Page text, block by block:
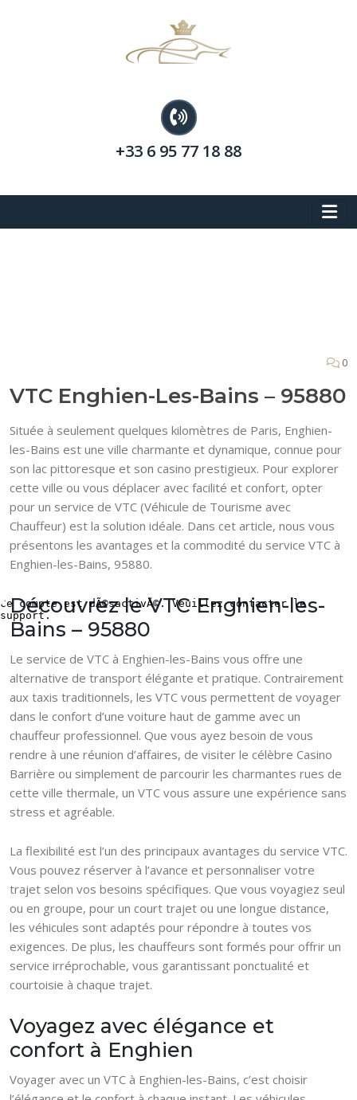
+33 6 95 77 18 88
0
VTC Enghien-Les-Bains – 95880
Située à seulement quelques kilomètres de Paris, Enghien-
les-Bains est une ville charmante et dynamique, connue pour
son lac pittoresque et son casino prestigieux. Pour explorer
cette ville ou vous déplacer avec facilité et confort, opter
pour un service de VTC (Véhicule de Tourisme avec
Chauffeur) est la solution idéale. Dans cet article, nous vous
présentons les avantages et la commodité du service VTC à
Enghien-les-Bains, 95880.
Découvrez le VTC Enghien-les-
Bains – 95880
Le service de VTC à Enghien-les-Bains vous offre une
alternative de transport élégante et pratique. Contrairement
aux taxis traditionnels, les VTC vous permettent de voyager
dans le confort d’une voiture haut de gamme avec un
chauffeur professionnel. Que vous ayez besoin de vous
rendre à une réunion d’affaires, de visiter le célèbre Casino
Barrière ou simplement de parcourir les charmantes rues de
cette ville thermale, un VTC vous assure une expérience sans
stress et agréable.
La flexibilité est l’un des principaux avantages du service VTC.
Vous pouvez réserver à l’avance et personnaliser votre
trajet selon vos besoins spécifiques. Que vous voyagiez seul
ou en groupe, pour un court trajet ou une longue distance,
les véhicules sont adaptés pour répondre à toutes vos
exigences. De plus, les chauffeurs sont formés pour offrir un
service irréprochable, vous garantissant ponctualité et
courtoisie à chaque trajet.
Voyagez avec élégance et
confort à Enghien
Voyager avec un VTC à Enghien-les-Bains, c’est choisir